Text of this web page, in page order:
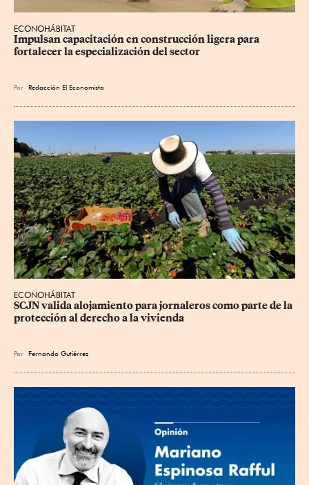
ECONOHÁBITAT
Impulsan capacitación en construcción ligera para
fortalecer la especialización del sector
Por Redacción El Economista
ECONOHÁBITAT
SCJN valida alojamiento para jornaleros como parte de la
protección al derecho a la vivienda
Por Fernando Gutiérrez